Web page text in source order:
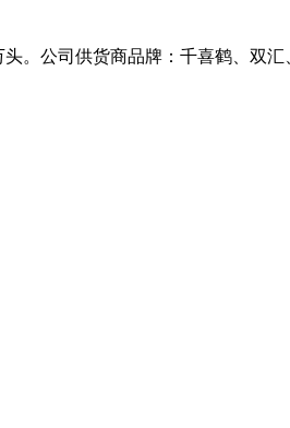
。公司供货商品牌：千喜鹤、双